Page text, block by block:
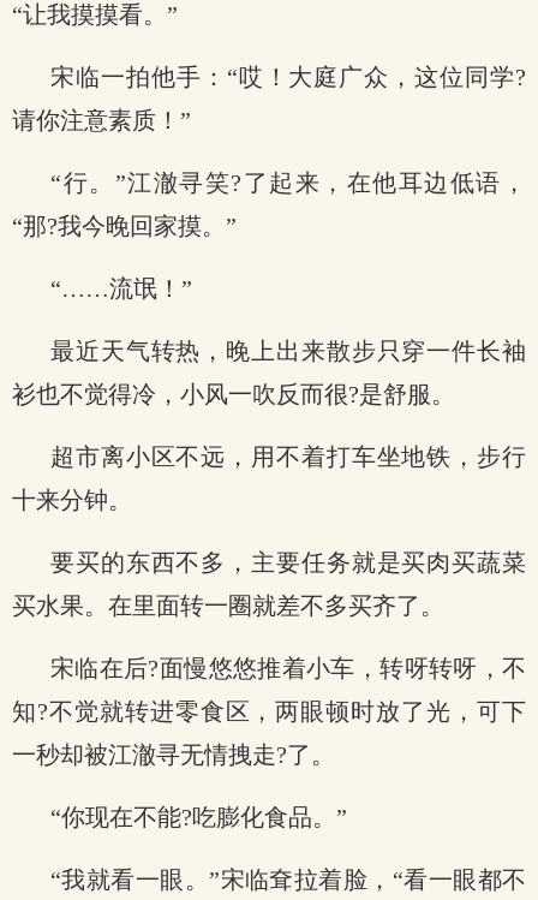
“让我摸摸看。”
宋临一拍他手：“哎！大庭广众，这位同学?
请你注意素质！”
“行。”江澈寻笑?了起来，在他耳边低语，
“那?我今晚回家摸。”
“……流氓！”
最近天气转热，晚上出来散步只穿一件长袖
衫也不觉得冷，小风一吹反而很?是舒服。
超市离小区不远，用不着打车坐地铁，步行
十来分钟。
要买的东西不多，主要任务就是买肉买蔬菜
买水果。在里面转一圈就差不多买齐了。
宋临在后?面慢悠悠推着小车，转呀转呀，不
知?不觉就转进零食区，两眼顿时放了光，可下
一秒却被江澈寻无情拽走?了。
“你现在不能?吃膨化食品。”
“我就看一眼。”宋临耷拉着脸，“看一眼都不